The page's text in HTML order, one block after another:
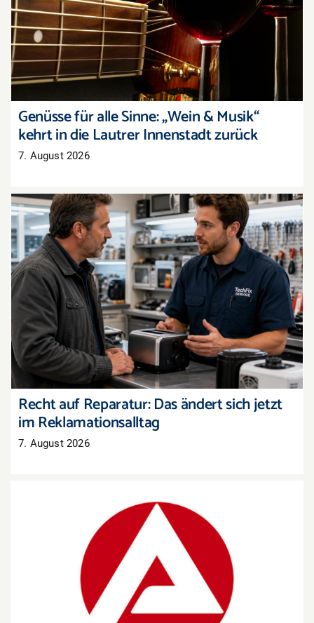
Genüsse für alle Sinne: „Wein & Musik“ kehrt in
die Lautrer Innenstadt zurück
Genüsse für alle Sinne: „Wein & Musik“
kehrt in die Lautrer Innenstadt zurück
7. August 2026
Recht auf Reparatur: Das ändert sich jetzt im
Reklamationsalltag
Recht auf Reparatur: Das ändert sich jetzt
im Reklamationsalltag
7. August 2026
Arbeitsmarkt Westpfalz: Mehr Arbeitslose, aber
auch mehr offene Stellen